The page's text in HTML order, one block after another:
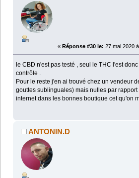
« Réponse #30 le: 27 mai 2020
le CBD n'est pas testé , seul le THC l'est
contrôle .
Pour le reste j'en ai trouvé chez un vendeur
gouttes sublinguales) mais nulles par
internet dans les bonnes boutique cet qu'on
ANTONIN.D